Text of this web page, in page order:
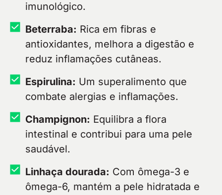
imunológico.
Beterraba: Rica em fibras e
antioxidantes, melhora a digestão e
reduz inflamações cutâneas.
Espirulina: Um superalimento que
combate alergias e inflamações.
Champignon: Equilibra a flora
intestinal e contribui para uma pele
saudável.
Linhaça dourada: Com ômega-3 e
ômega-6, mantém a pele hidratada e